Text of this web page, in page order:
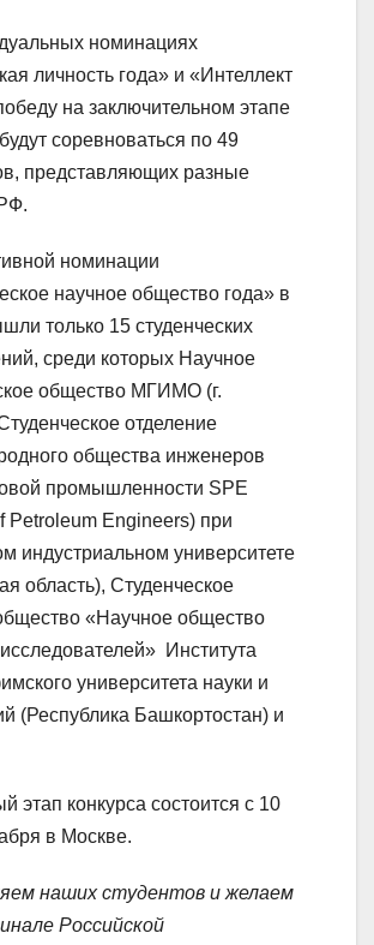
номинациях
личность года» и «Интеллект
на заключительном этапе
соревноваться по 49
представляющих разные
номинации
научное общество года» в
только 15 студенческих
среди которых Научное
общество МГИМО (г.
отделение
общества инженеров
промышленности SPE
Petroleum Engineers) при
индустриальном университете
область), Студенческое
«Научное общество
Института
университета науки и
(Республика Башкортостан) и
этап конкурса состоится с 10
в Москве.
наших студентов и желаем
Российской